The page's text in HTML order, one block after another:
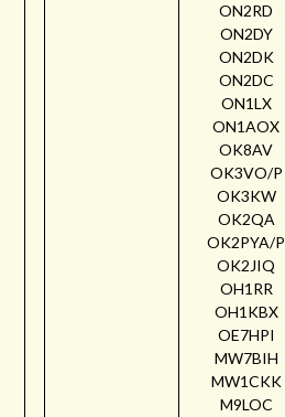
ON2RD
ON2DY
ON2DK
ON2DC
ON1LX
ON1AOX
OK8AV
OK3VO/P
OK3KW
OK2QA
OK2PYA/P
OK2JIQ
OH1RR
OH1KBX
OE7HPI
MW7BIH
MW1CKK
M9LOC